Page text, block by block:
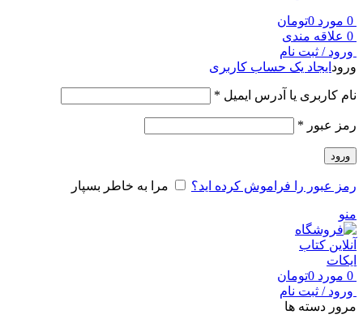
0 مورد 0تومان
0 علاقه مندی
ورود / ثبت نام
ورود ایجاد یک حساب کاربری
نام کاربری یا آدرس ایمیل *
رمز عبور *
ورود
رمز عبور را فراموش کرده اید؟ مرا به خاطر بسپار
منو
0 مورد 0تومان
ورود / ثبت نام
مرور دسته ها